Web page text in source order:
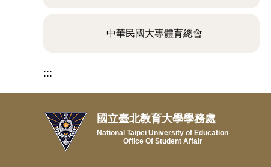
中華民國大專體育總會
:::
國立臺北教育大學學務處
National Taipei University of Education
Office Of Student Affair